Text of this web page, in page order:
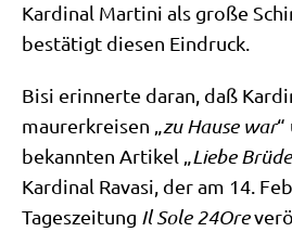
Kar­di­nal Mar­ti­ni als gro­ße
bestä­tigt die­sen Eindruck.
Bisi erin­ner­te dar­an, daß
mau­rer­krei­sen „zu Hau­se war“
bekann­ten Arti­kel „Lie­be
Kar­di­nal Rava­si, der am 14.
Tages­zei­tung Il Sole 24Ore